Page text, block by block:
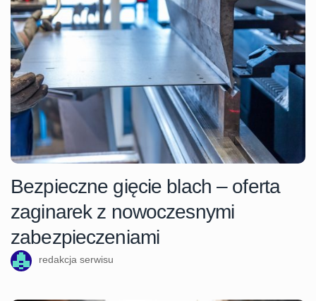
Bezpieczne gięcie blach – oferta
zaginarek z nowoczesnymi
zabezpieczeniami
redakcja serwisu